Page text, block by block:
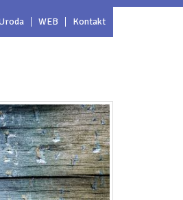
WEB Kontakt